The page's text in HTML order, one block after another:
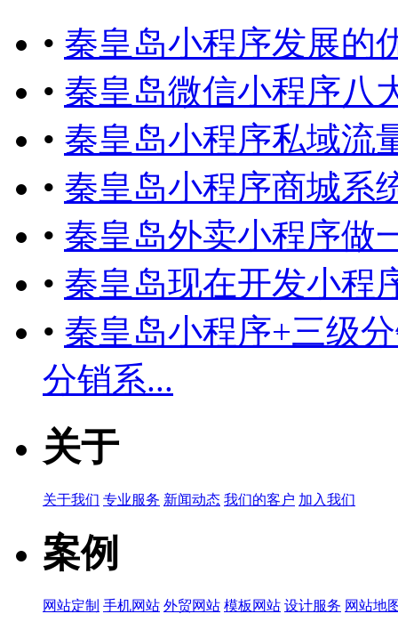
• 秦皇岛小程序发展的
• 秦皇岛微信小程序八
• 秦皇岛小程序私域流
• 秦皇岛小程序商城系
• 秦皇岛外卖小程序做
• 秦皇岛现在开发小程
• 秦皇岛小程序+三级
分销系...
关于
关于我们 专业服务 新闻动态 我们的客户 加入我们
案例
网站定制 手机网站 外贸网站 模板网站 设计服务 网站地